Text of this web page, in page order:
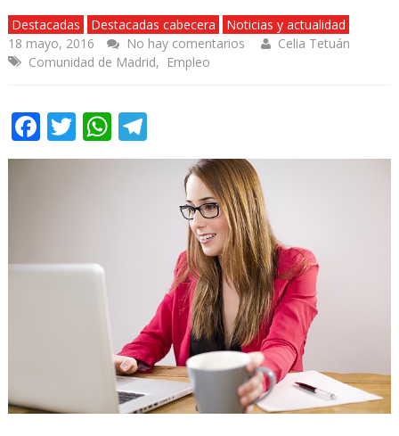
Destacadas Destacadas cabecera
Noticias y actualidad
18 mayo, 2016
No hay comentarios
Celia Tetuán
Comunidad de Madrid, Empleo
Facebook
Twitter
WhatsApp
Telegram